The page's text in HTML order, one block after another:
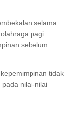
selama
pagi
sebelum
tidak
pada nilai-nilai